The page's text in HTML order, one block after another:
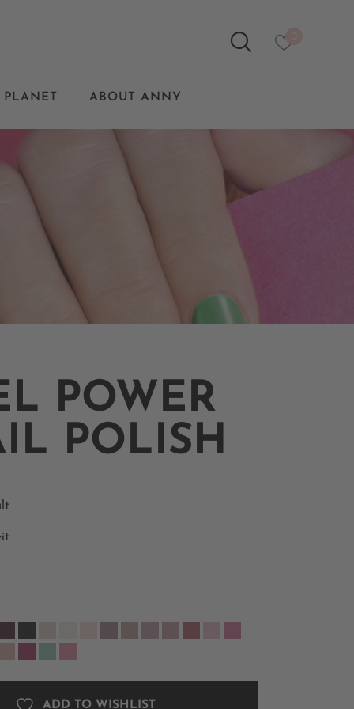
ABOUT ANNY
POWER
POLISH
ADD TO WISHLIST